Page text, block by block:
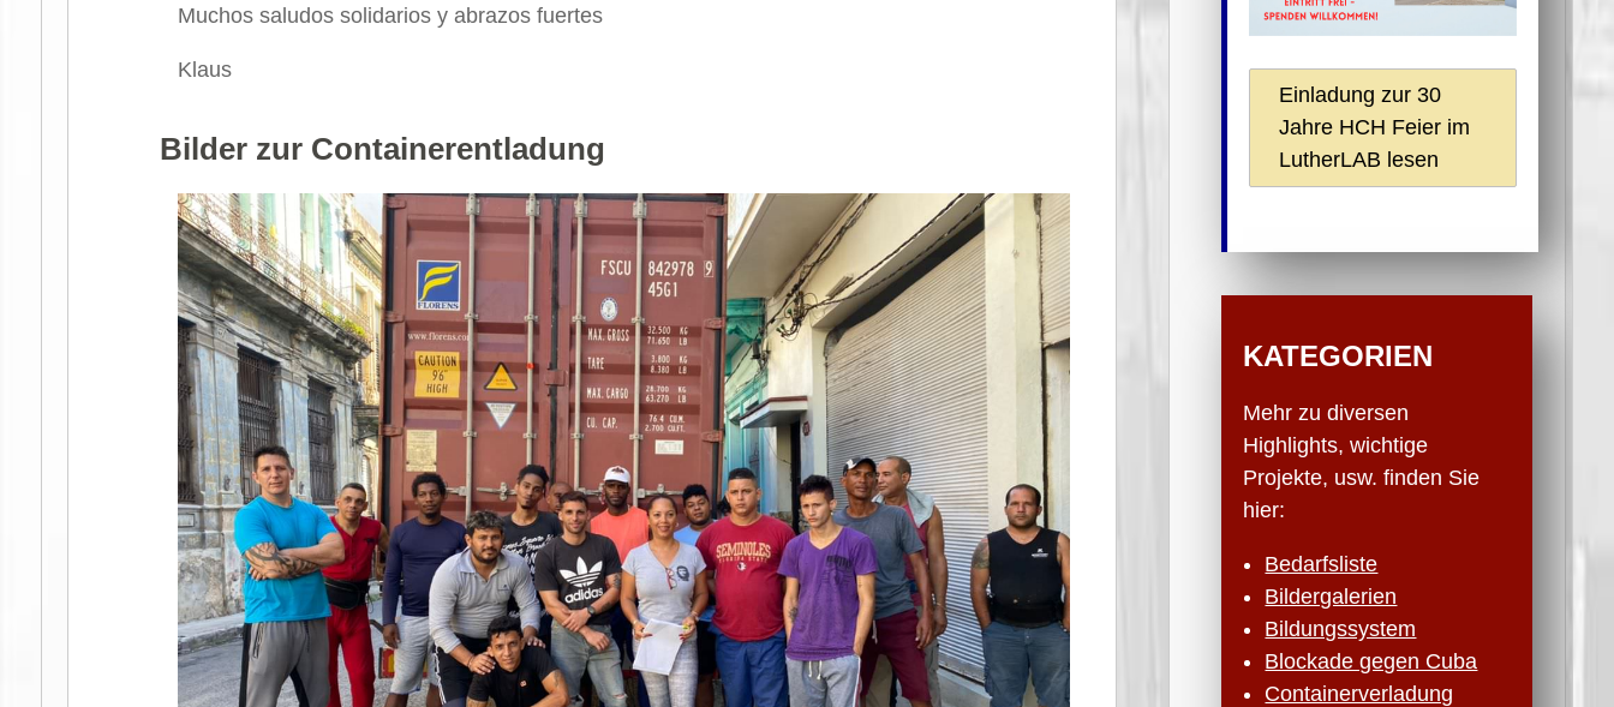
Muchos saludos solidarios y abrazos fuertes
Klaus
Bilder zur Containerentladung
Einladung zur 30
Jahre HCH Feier im
LutherLAB lesen
KATEGORIEN
Mehr zu diversen
Highlights, wichtige
Projekte, usw. finden Sie
hier:
Bedarfsliste
Bildergalerien
Bildungssystem
Blockade gegen Cuba
Containerverladung